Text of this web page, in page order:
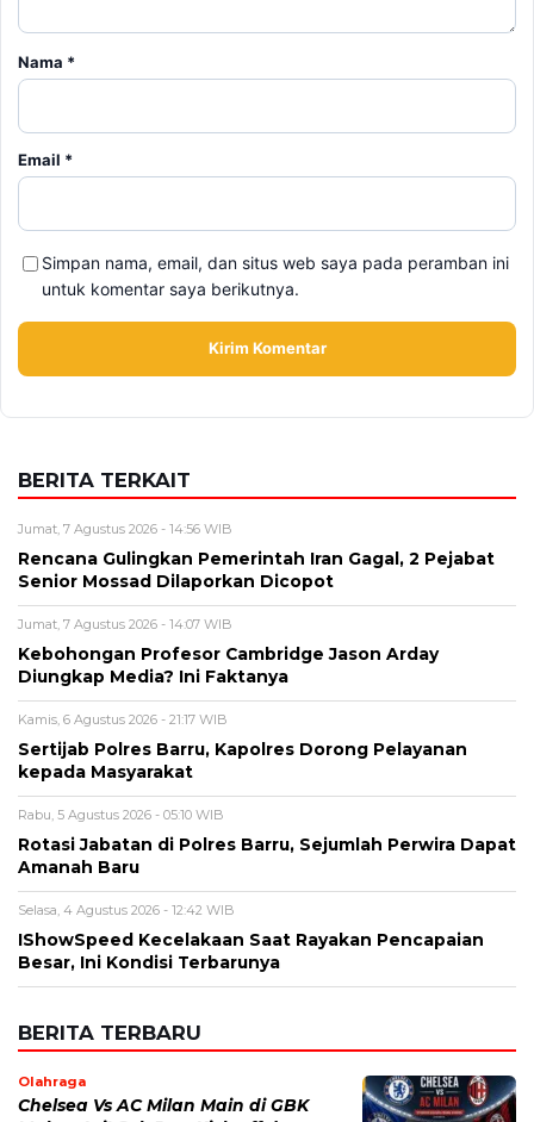
Nama *
Email *
Simpan nama, email, dan situs web saya pada peramban ini
untuk komentar saya berikutnya.
BERITA TERKAIT
Jumat, 7 Agustus 2026 - 14:56 WIB
Rencana Gulingkan Pemerintah Iran Gagal, 2 Pejabat
Senior Mossad Dilaporkan Dicopot
Jumat, 7 Agustus 2026 - 14:07 WIB
Kebohongan Profesor Cambridge Jason Arday
Diungkap Media? Ini Faktanya
Kamis, 6 Agustus 2026 - 21:17 WIB
Sertijab Polres Barru, Kapolres Dorong Pelayanan
kepada Masyarakat
Rabu, 5 Agustus 2026 - 05:10 WIB
Rotasi Jabatan di Polres Barru, Sejumlah Perwira Dapat
Amanah Baru
Selasa, 4 Agustus 2026 - 12:42 WIB
IShowSpeed Kecelakaan Saat Rayakan Pencapaian
Besar, Ini Kondisi Terbarunya
BERITA TERBARU
Olahraga
Chelsea Vs AC Milan Main di GBK